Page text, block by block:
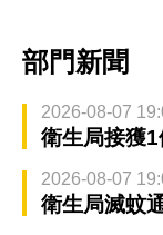
部門新聞
2026-08-07
衛生局接獲
2026-08-07
衛生局滅蚊